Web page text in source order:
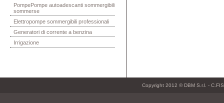
PompePompe autoadescanti sommergibili
sommerse
Elettropompe sommergibili professionali
Generatori di corrente a benzina
Irrigazione
Copyright 2012 © DBM S.r.l. -